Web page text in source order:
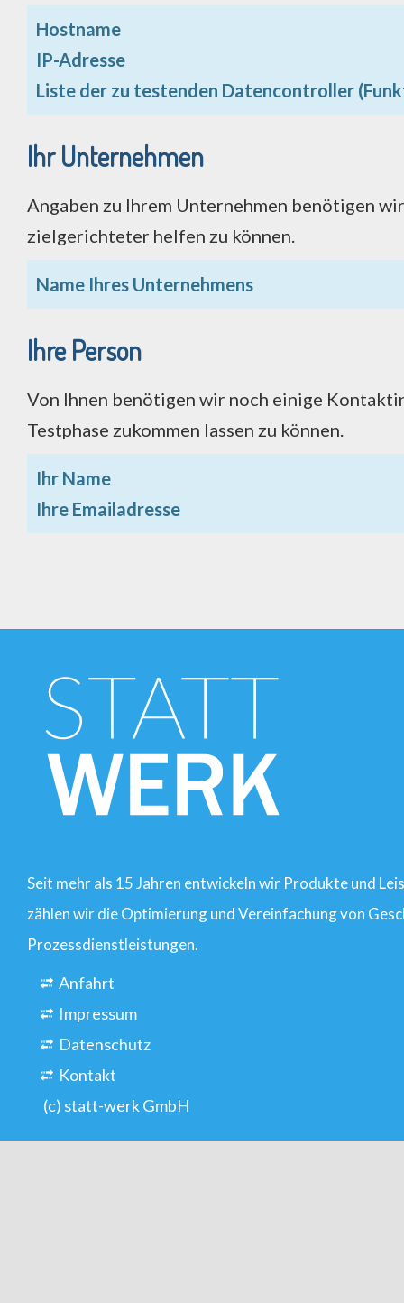
Hostname
IP-Adresse
Liste der zu testenden Datencontroller
Ihr Unternehmen
Angaben zu Ihrem Unternehmen benötigen
zielgerichteter helfen zu können.
Name Ihres Unternehmens
Ihre Person
Von Ihnen benötigen wir noch einige
Testphase zukommen lassen zu können.
Ihr Name
Ihre Emailadresse
Seit mehr als 15 Jahren entwickeln wir Produkte und
zählen wir die Optimierung und Vereinfachung von
Prozessdienstleistungen.
Anfahrt
Impressum
Datenschutz
Kontakt
(c) statt-werk GmbH